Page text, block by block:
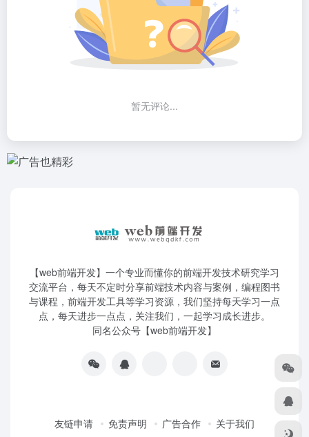
暂无评论...
【web前端开发】一个专业而懂你的前端开发技术研究学习
交流平台，每天不定时分享前端技术内容与案例，编程图书
与课程，前端开发工具等学习资源，我们坚持每天学习一点
点，每天进步一点点，关注我们，一起学习成长进步。
同名公众号【web前端开发】
友链申请 免责声明 广告合作 关于我们